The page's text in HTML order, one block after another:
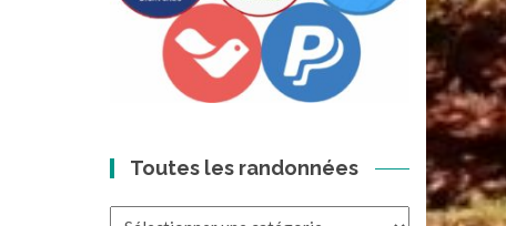
Toutes les randonnées